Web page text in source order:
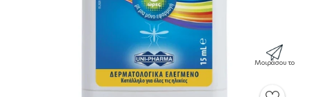
Μοιράσου το